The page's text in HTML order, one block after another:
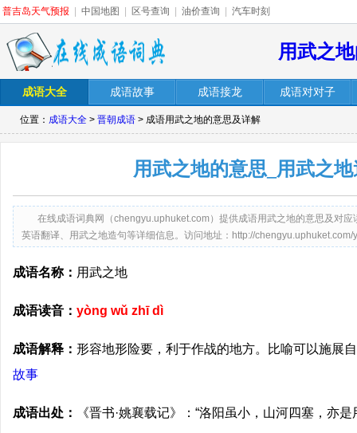
普吉岛天气预报 中国地图 区号查询 油价查询 汽车时刻
用武之
成语大全 成语故事 成语接龙 成语对对子
位置： 成语大全 > 晋朝成语 > 成语用武之地的意思及详解
用武之地的意思_用武之
在线成语词典网（chengyu.uphuket.com）提供成语用武之地的意思及对
英语翻译、用武之地造句等详细信息。访问地址：http://
成语名称： 用武之地
成语读音： yòng wǔ zhī dì
成语解释： 形容地形险要，利于作战的地方。比喻可以施展
故事
成语出处： 《晋书·姚襄载记》：“洛阳虽小，山河四塞，亦是